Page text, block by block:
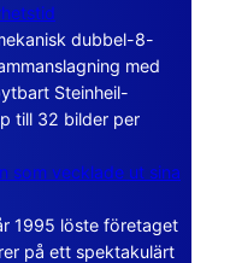
dubbel-8-
med
Steinheil-
till 32 bilder per
som vecklade ut sina
1995 löste företaget
på ett spektakulärt